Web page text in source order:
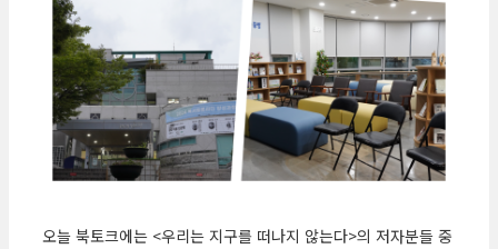
오늘 북토크에는 <우리는 지구를 떠나지 않는다>의 저자분들 중